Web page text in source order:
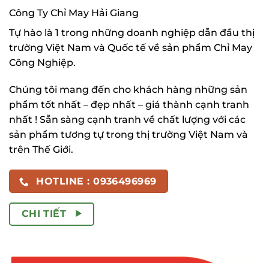
Công Ty Chỉ May Hải Giang
Tự hào là 1 trong những doanh nghiệp dẫn đầu thị
trường Việt Nam và Quốc tế về sản phẩm Chỉ May
Công Nghiệp.
Chúng tôi mang đến cho khách hàng những sản
phẩm tốt nhất – đẹp nhất – giá thành cạnh tranh
nhất ! Sẵn sàng cạnh tranh về chất lượng với các
sản phẩm tương tự trong thị trường Việt Nam và
trên Thế Giới.
HOTLINE : 0936496969
CHI TIẾT